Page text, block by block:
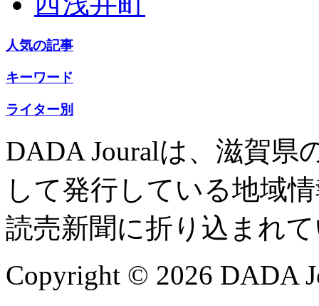
人気の記事
キーワード
ライター別
DADA Jouralは、滋賀県
して発行している地域
読売新聞に折り込まれ
Copyright © 2026 DADA